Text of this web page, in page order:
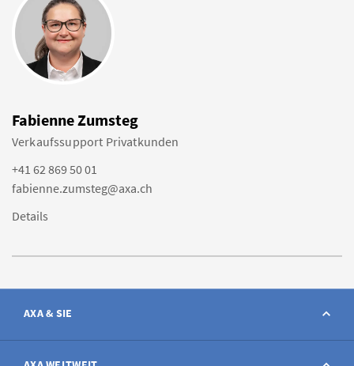
Fabienne Zumsteg
Verkaufssupport Privatkunden
+41 62 869 50 01
fabienne.zumsteg@axa.ch
Details
AXA & SIE
Kontakt